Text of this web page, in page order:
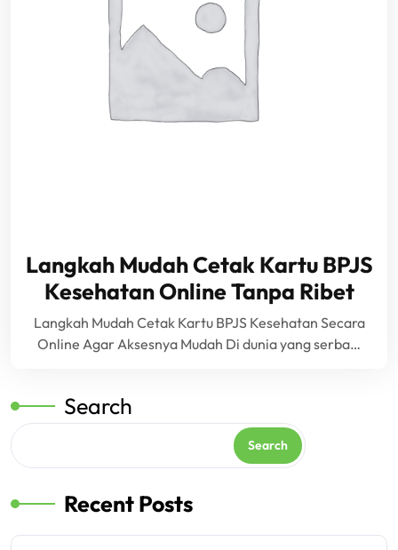
Langkah Mudah Cetak Kartu BPJS
Kesehatan Online Tanpa Ribet
Langkah Mudah Cetak Kartu BPJS Kesehatan Secara
Online Agar Aksesnya Mudah Di dunia yang serba…
Search
Search
Recent Posts